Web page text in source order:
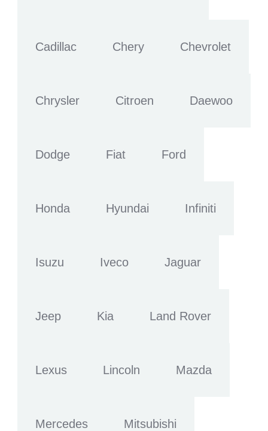
Cadillac Chery Chevrolet
Chrysler Citroen Daewoo
Dodge Fiat Ford
Honda Hyundai Infiniti
Isuzu Iveco Jaguar
Jeep Kia Land Rover
Lexus Lincoln Mazda
Mercedes Mitsubishi